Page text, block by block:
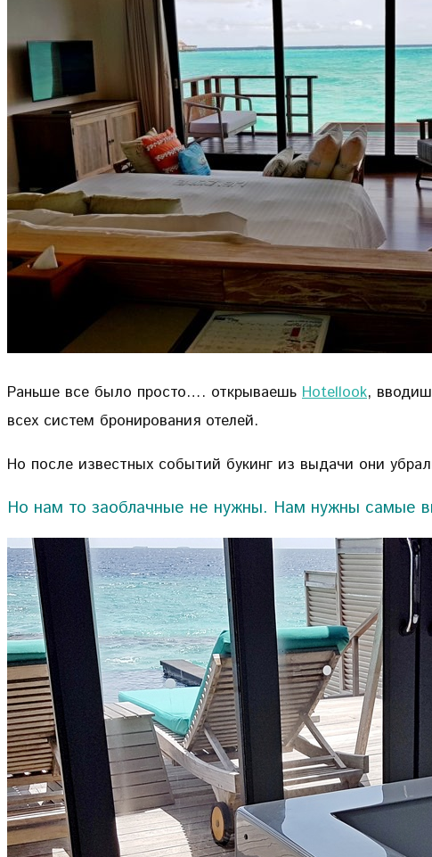
Раньше все было просто…. открываешь Hotellook,
всех систем бронирования отелей.
Но после известных событий букинг из выдачи они
Но нам то заоблачные не нужны. Нам нужны самые